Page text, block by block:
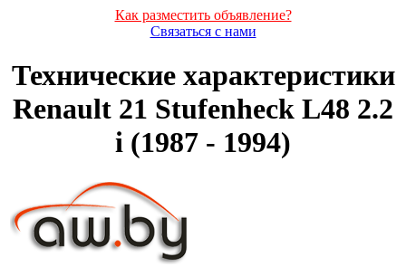
Как разместить объявление?
Связаться с нами
Технические характеристики
Renault 21 Stufenheck L48 2.2
i (1987 - 1994)